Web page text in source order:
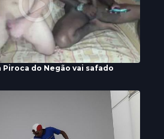
Piroca do Negão vai safado